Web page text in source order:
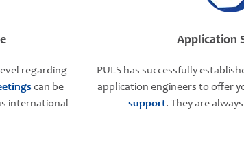
regarding
can be
international
Application
PULS has successfully
application engineers to offer
support. They are